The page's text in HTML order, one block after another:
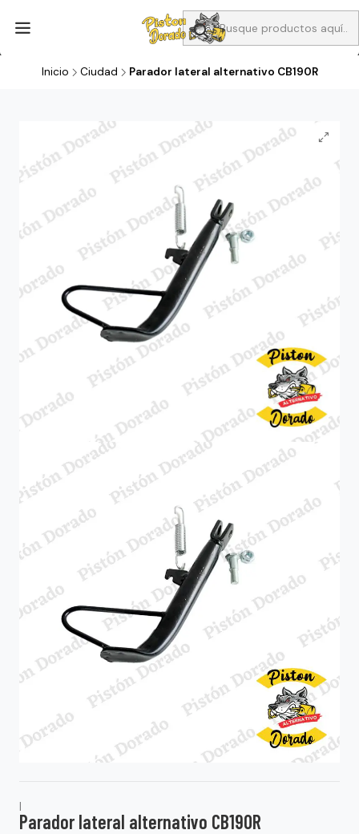
Aprovecha Compra 1 Aceites Full sintético o 1 Aceite semi
sintetico y el filtro de aire verde para la CB190R o CBF160M a 13
Inicio Ciudad Parador lateral alternativo CB190R
|
Parador lateral alternativo CB190R